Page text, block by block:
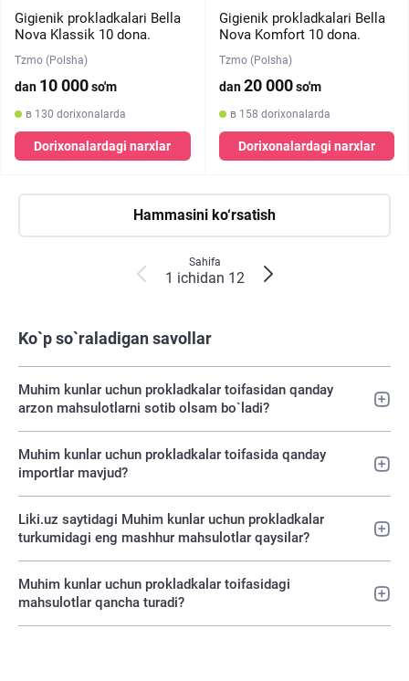
Gigienik prokladkalari Bella
Nova Klassik 10 dona.
Tzmo (Polsha)
dan 10 000so'm
в 130 dorixonalarda
Dorixonalardagi narxlar
Gigienik prokladkalari Bella
Nova Komfort 10 dona.
Tzmo (Polsha)
dan20 000so'm
в 158 dorixonalarda
Dorixonalardagi narxlar
Hammasini ko‘rsatish
Sahifa
1 ichidan 12
Ko`p so`raladigan savollar
Muhim kunlar uchun prokladkalar toifasidan qanday
arzon mahsulotlarni sotib olsam bo`ladi?
Muhim kunlar uchun prokladkalar toifasida qanday
importlar mavjud?
Liki.uz saytidagi Muhim kunlar uchun prokladkalar
turkumidagi eng mashhur mahsulotlar qaysilar?
Muhim kunlar uchun prokladkalar toifasidagi
mahsulotlar qancha turadi?